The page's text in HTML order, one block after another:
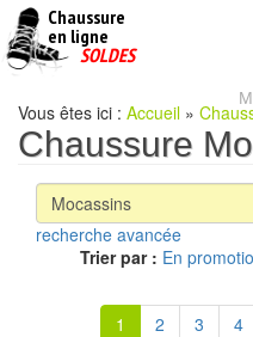
Chaussure
en ligne
pas
SOLDES
Vous êtes ici : Accueil »
Chaussure
recherche avancée
Trier par : En
1 2 3 4